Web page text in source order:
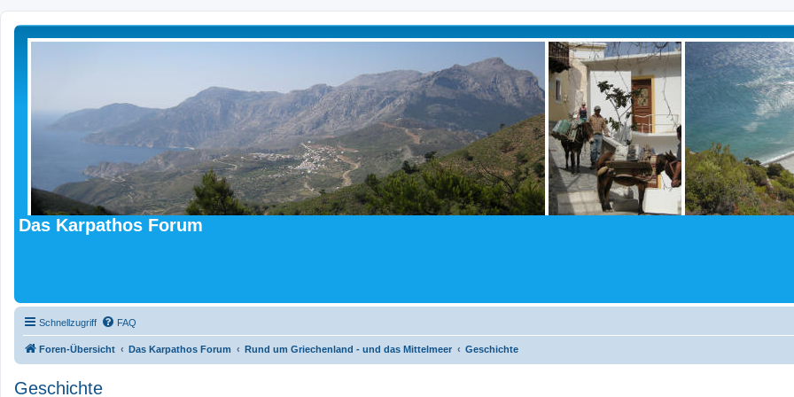
Das Karpathos Forum
Schnellzugriff FAQ
Foren-Übersicht Das Karpathos Forum Rund um Griechenland - und das Mittelmeer Geschichte
Geschichte